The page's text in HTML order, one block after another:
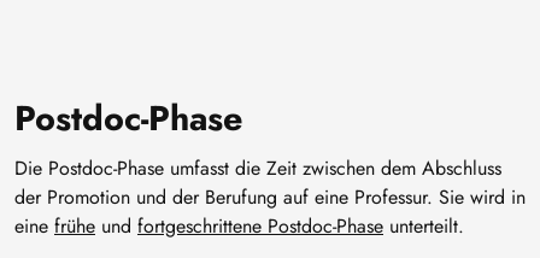
Postdoc-Phase
Die Postdoc-Phase umfasst die Zeit zwischen dem Abschluss
der Promotion und der Berufung auf eine Professur. Sie wird in
eine frühe und fortgeschrittene Postdoc-Phase unterteilt.